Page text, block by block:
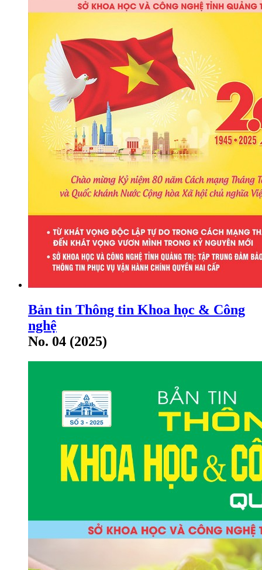
Bản tin Thông tin Khoa học & Công
nghệ
No. 04 (2025)